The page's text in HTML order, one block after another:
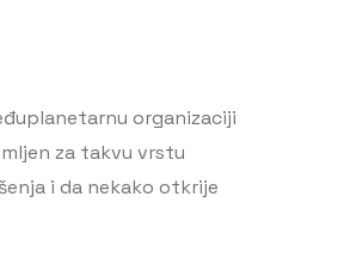
organizaciji
za takvu vrstu
i da nekako otkrije